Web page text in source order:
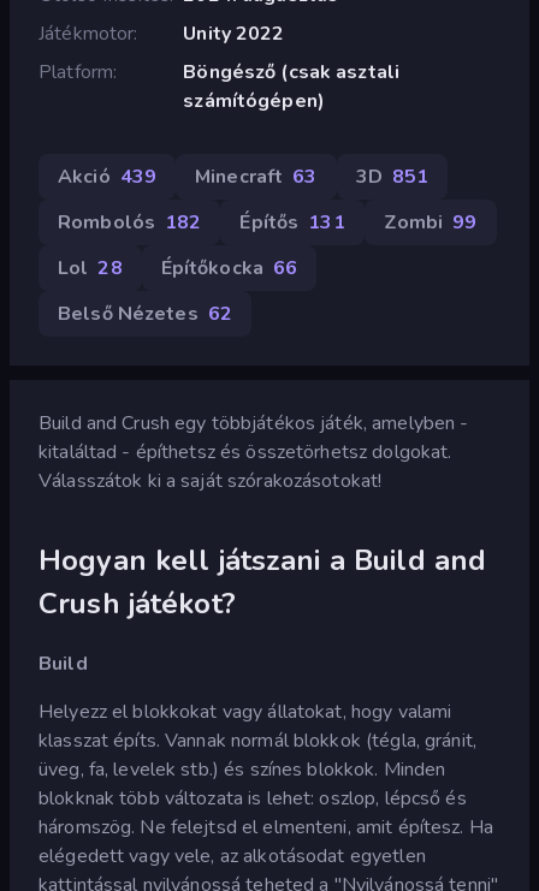
Játékmotor
Unity 2022
Platform
Böngésző (csak asztali
számítógépen)
Akció 439 Minecraft 63 3D 851
Rombolós 182 Építős 131 Zombi 99
Lol 28 Építőkocka 66
Belső Nézetes 62
Build and Crush egy többjátékos játék, amelyben -
kitaláltad - építhetsz és összetörhetsz dolgokat.
Válasszátok ki a saját szórakozásotokat!
Hogyan kell játszani a Build and
Crush játékot?
Build
Helyezz el blokkokat vagy állatokat, hogy valami
klasszat építs. Vannak normál blokkok (tégla, gránit,
üveg, fa, levelek stb.) és színes blokkok. Minden
blokknak több változata is lehet: oszlop, lépcső és
háromszög. Ne felejtsd el elmenteni, amit építesz. Ha
elégedett vagy vele, az alkotásodat egyetlen
kattintással nyilvánossá teheted a "Nyilvánossá tenni"